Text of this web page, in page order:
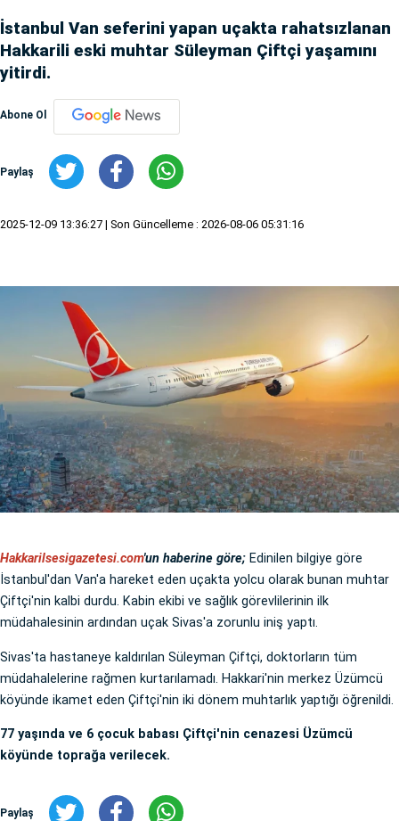
İstanbul Van seferini yapan uçakta rahatsızlanan
Hakkarili eski muhtar Süleyman Çiftçi yaşamını
yitirdi.
Abone Ol
Paylaş
2025-12-09 13:36:27 | Son Güncelleme : 2026-08-06 05:31:16
Hakkarilsesigazetesi.com'un haberine göre; Edinilen bilgiye göre
İstanbul'dan Van'a hareket eden uçakta yolcu olarak bunan muhtar
Çiftçi'nin kalbi durdu. Kabin ekibi ve sağlık görevlilerinin ilk
müdahalesinin ardından uçak Sivas'a zorunlu iniş yaptı.
Sivas'ta hastaneye kaldırılan Süleyman Çiftçi, doktorların tüm
müdahalelerine rağmen kurtarılamadı. Hakkari'nin merkez Üzümcü
köyünde ikamet eden Çiftçi'nin iki dönem muhtarlık yaptığı öğrenildi.
77 yaşında ve 6 çocuk babası Çiftçi'nin cenazesi Üzümcü
köyünde toprağa verilecek.
Paylaş